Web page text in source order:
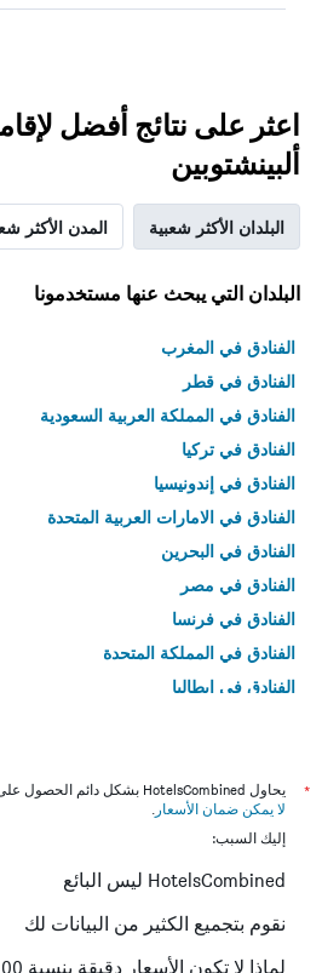
اعثر على نتائج أفضل
ألبينشتوبين
البلدان الأكثر شعبية المدن الأكثر
البلدان التي يبحث عنها مستخدمونا
الفنادق في المغرب
الفنادق في قطر
الفنادق في المملكة العربية السعودية
الفنادق في تركيا
الفنادق في إندونيسيا
الفنادق في الامارات العربية المتحدة
الفنادق في البحرين
الفنادق في مصر
الفنادق في فرنسا
الفنادق في المملكة المتحدة
الفنادق في إيطاليا
*
يحاول HotelsCombined بشكل دائم الحصول على الأسعار الدقيقة، ولكن
لا يمكن ضمان الأسعار .
إليك السبب:
HotelsCombined ليس البائع
نقوم بتجميع الكثير من البيانات لك
لماذا لا تكون الأسعار دقيقة بنسبة 100٪؟